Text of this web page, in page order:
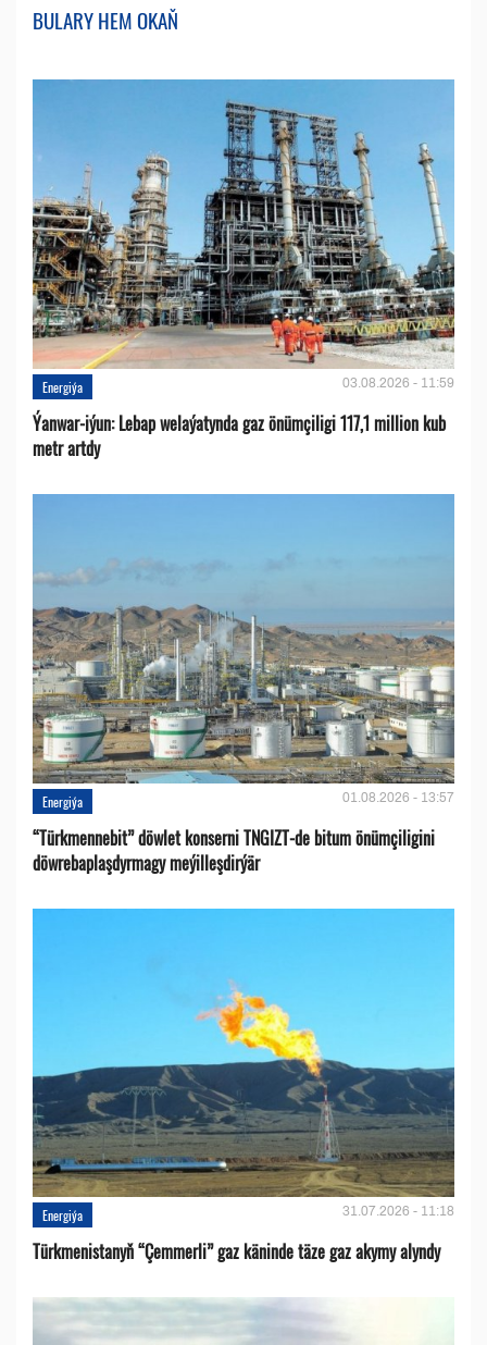
BULARY HEM OKAŇ
Energiýa 03.08.2026 - 11:59
Ýanwar-iýun: Lebap welaýatynda gaz önümçiligi 117,1 million kub
metr artdy
Energiýa 01.08.2026 - 13:57
“Türkmennebit” döwlet konserni TNGIZT-de bitum önümçiligini
döwrebaplaşdyrmagy meýilleşdirýär
Energiýa 31.07.2026 - 11:18
Türkmenistanyň “Çemmerli” gaz käninde täze gaz akymy alyndy